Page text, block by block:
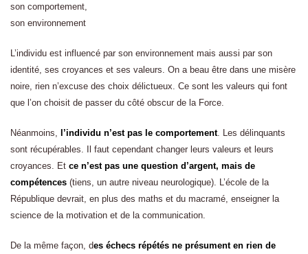
son comportement,
son environnement
L’individu est influencé par son environnement mais aussi par son
identité, ses croyances et ses valeurs. On a beau être dans une misère
noire, rien n’excuse des choix délictueux. Ce sont les valeurs qui font
que l’on choisit de passer du côté obscur de la Force.
Néanmoins, l’individu n’est pas le comportement. Les délinquants
sont récupérables. Il faut cependant changer leurs valeurs et leurs
croyances. Et ce n’est pas une question d’argent, mais de
compétences (tiens, un autre niveau neurologique). L’école de la
République devrait, en plus des maths et du macramé, enseigner la
science de la motivation et de la communication.
De la même façon, des échecs répétés ne présument en rien de